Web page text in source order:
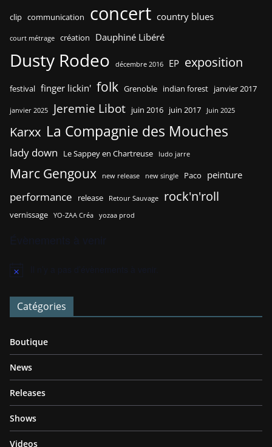
clip communication concert country blues
court métrage création Dauphiné Libéré
Dusty Rodeo décembre 2016 EP exposition
festival finger lickin' folk Grenoble indian forest janvier 2017
janvier 2025 Jeremie Libot juin 2016 juin 2017 Juin 2025
Karxx La Compagnie des Mouches
lady down Le Sappey en Chartreuse ludo jarre
Marc Gengoux new release new single Paco peinture
performance release Retour Sauvage rock'n'roll
vernissage YO-ZAA Créa yozaa prod
N
t
c
Catégories
Boutique
News
Releases
Shows
Videos